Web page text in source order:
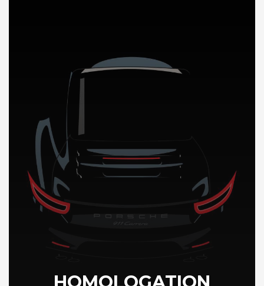
DÉCOUVREZ NOTRE IMPORTATION AUTO au Bahamas